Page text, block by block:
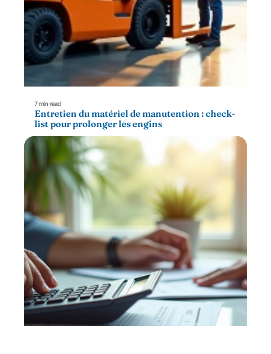
7 min read
Entretien du matériel de manutention : check-
list pour prolonger les engins